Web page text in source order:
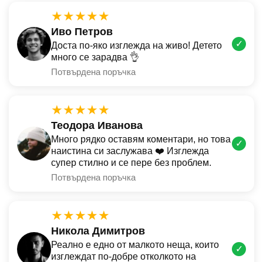
★★★★★
Иво Петров
Доста по-яко изглежда на живо! Детето
много се зарадва 👌
Потвърдена поръчка
✓
★★★★★
Теодора Иванова
Много рядко оставям коментари, но това
наистина си заслужава ❤️ Изглежда
супер стилно и се пере без проблем.
Потвърдена поръчка
✓
★★★★★
Никола Димитров
Реално е едно от малкото неща, които
изглеждат по-добре отколкото на
✓